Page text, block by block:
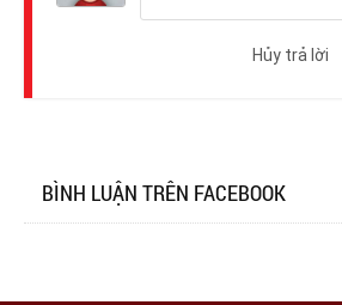
Hủy trả lời
BÌNH LUẬN TRÊN FACEBOOK